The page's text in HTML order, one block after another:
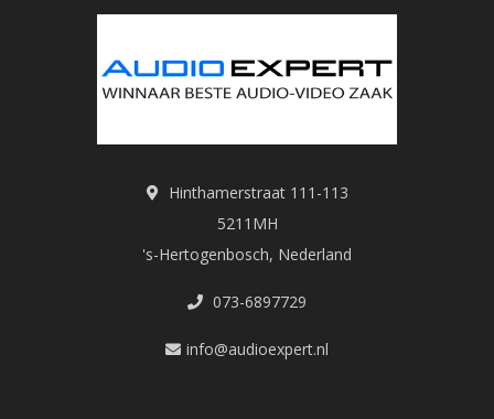
Hinthamerstraat 111-113
5211MH
's-Hertogenbosch, Nederland
073-6897729
info@audioexpert.nl